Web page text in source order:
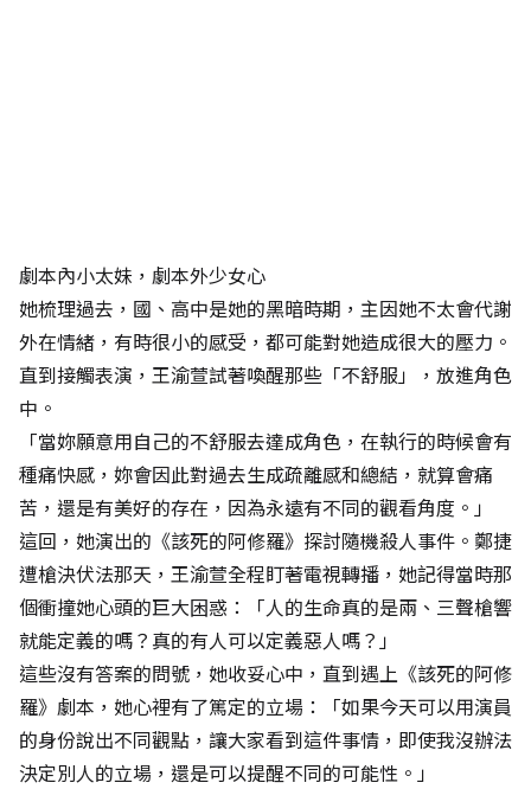
劇本內小太妹，劇本外少女心
她梳理過去，國、高中是她的黑暗時期，主因她不太會代謝
外在情緒，有時很小的感受，都可能對她造成很大的壓力。
直到接觸表演，王渝萱試著喚醒那些「不舒服」，放進角色
中。
「當妳願意用自己的不舒服去達成角色，在執行的時候會有
種痛快感，妳會因此對過去生成疏離感和總結，就算會痛
苦，還是有美好的存在，因為永遠有不同的觀看角度。」
這回，她演出的《該死的阿修羅》探討隨機殺人事件。鄭捷
遭槍決伏法那天，王渝萱全程盯著電視轉播，她記得當時那
個衝撞她心頭的巨大困惑：「人的生命真的是兩、三聲槍響
就能定義的嗎？真的有人可以定義惡人嗎？」
這些沒有答案的問號，她收妥心中，直到遇上《該死的阿修
羅》劇本，她心裡有了篤定的立場：「如果今天可以用演員
的身份說出不同觀點，讓大家看到這件事情，即使我沒辦法
決定別人的立場，還是可以提醒不同的可能性。」